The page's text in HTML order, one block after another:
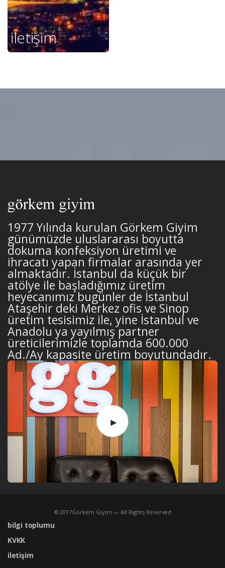
iletişim
1977 Yılında kurulan Görkem Giyim
günümüzde uluslararası boyutta
dokuma konfeksiyon üretimi ve
ihracatı yapan firmalar arasında yer
almaktadır. İstanbul da küçük bir
atölye ile başladığımız üretim
heyecanımız bugünler de İstanbul
Ataşehir deki Merkez ofis ve Sinop
üretim tesisimiz ile, yine İstanbul ve
Anadolu ya yayılmış partner
üreticilerimizle toplamda 600.000
Ad./Ay kapasite üretim boyutundadır.
© 2017Görkem Giyim — All Rights Reserved
bilgi toplumu
KVKK
iletişim